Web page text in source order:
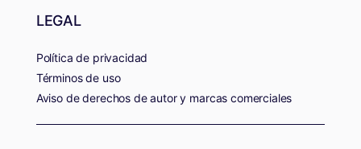
LEGAL
Política de privacidad
Términos de uso
Aviso de derechos de autor y marcas comerciales